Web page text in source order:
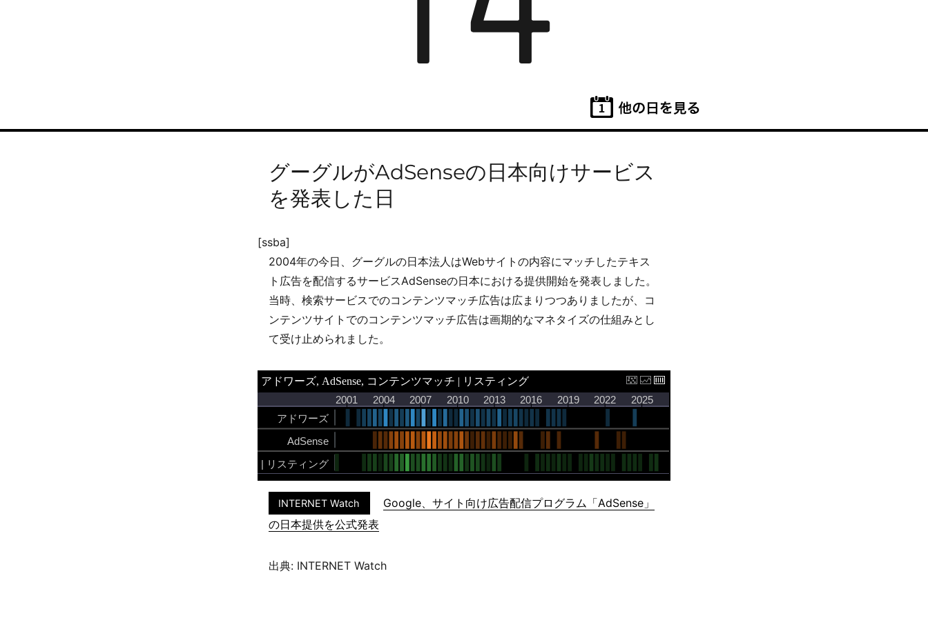
グーグルがAdSenseの日本向けサービス
を発表した日
[ssba]
2004年の今日、グーグルの日本法人はWebサイトの内容にマッチしたテキス
ト広告を配信するサービスAdSenseの日本における提供開始を発表しました。
当時、検索サービスでのコンテンツマッチ広告は広まりつつありましたが、コ
ンテンツサイトでのコンテンツマッチ広告は画期的なマネタイズの仕組みとし
て受け止められました。
INTERNET Watch
Google、サイト向け広告配信プログラム「AdSense」
の日本提供を公式発表
出典: INTERNET Watch